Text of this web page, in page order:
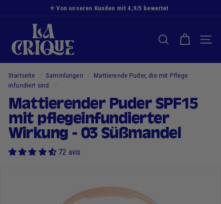
⭐️ Von unseren Kunden mit 4,9/5 bewertet
e
B
u
c
h
t
SUCHE NACH
Startseite Sammlungen
Mattierende Puder, die mit Pflege
infundiert sind.
Mattierender Puder SPF15
mit pflegeinfundierter
Wirkung - 03 Süßmandel
72 avis